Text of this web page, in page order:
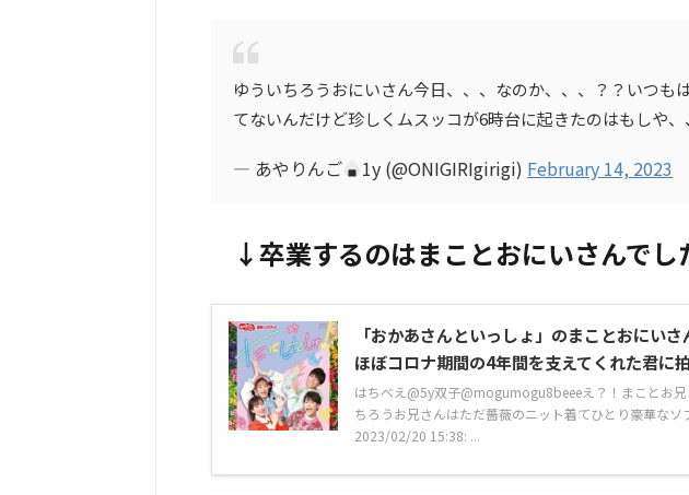
ゆういちろうおにいさん今日、、、なのか、、、？？いつも
てないんだけど珍しくムスッコが6時台に起きたのはもしや、
— あやりんご 1y (@ONIGIRIgirigi) February 14, 2023
↓卒業するのはまことおにいさんでし
「おかあさんといっしょ」のまことおにい
ほぼコロナ期間の4年間を支えてくれた君に
はちべえ@5y双子@mogumogu8beeeえ？！まことお
ちろうお兄さんはただ薔薇のニット着てひとり豪華なソ
2023/02/20 15:38: ...